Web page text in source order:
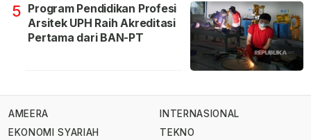
5 Program Pendidikan Profesi
Arsitek UPH Raih Akreditasi
Pertama dari BAN-PT
AMEERA
EKONOMI SYARIAH
INTERNASIONAL
TEKNO